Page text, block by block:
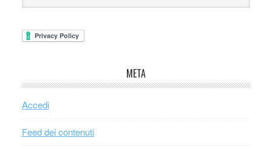
META
Accedi
Feed dei contenuti